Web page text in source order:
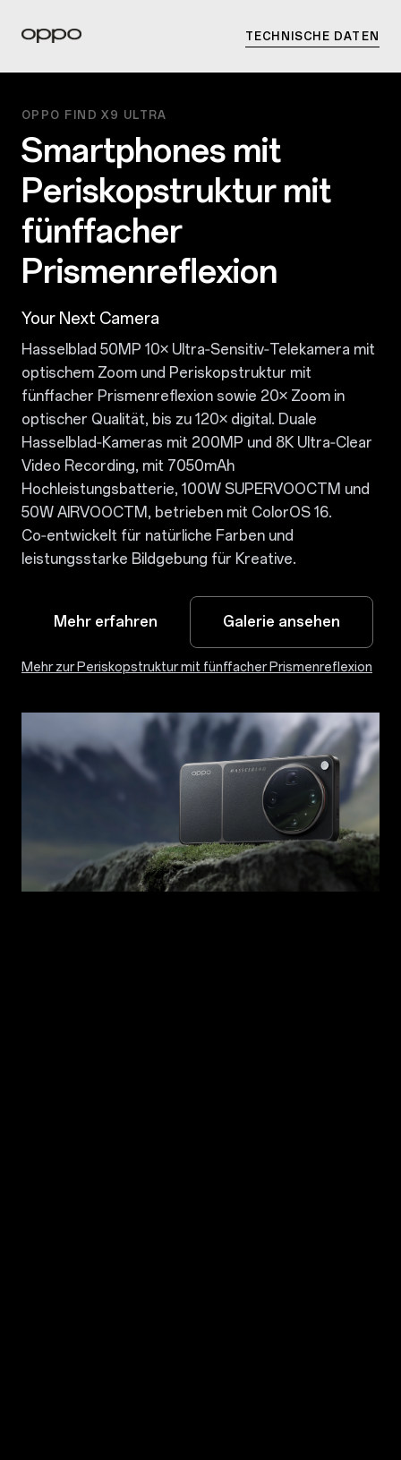
TECHNISCHE DATEN
OPPO FIND X9 ULTRA
Smartphones mit
Periskopstruktur mit
fünffacher
Prismenreflexion
Your Next Camera
Hasselblad 50MP 10× Ultra‑Sensitiv‑Telekamera mit
optischem Zoom und Periskopstruktur mit
fünffacher Prismenreflexion sowie 20× Zoom in
optischer Qualität, bis zu 120× digital. Duale
Hasselblad‑Kameras mit 200MP und 8K Ultra‑Clear
Video Recording, mit 7050mAh
Hochleistungsbatterie, 100W SUPERVOOCTM und
50W AIRVOOCTM, betrieben mit ColorOS 16.
Co‑entwickelt für natürliche Farben und
leistungsstarke Bildgebung für Kreative.
Mehr erfahren Galerie ansehen
Mehr zur Periskopstruktur mit fünffacher Prismenreflexion